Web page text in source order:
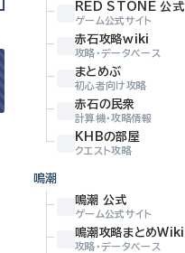
RED STONE 公式
ゲーム公式サイト
赤石攻略wiki
攻略・データベース
まとめぶ
初心者向け攻略
赤石の民衆
計算機・攻略情報
KHBの部屋
クエスト攻略
鳴潮
鳴潮 公式
ゲーム公式サイト
鳴潮攻略まとめWiki
攻略・データベース